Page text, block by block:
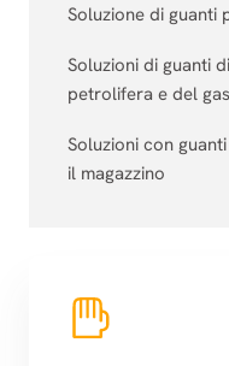
Soluzione di guanti
Soluzioni di guanti
petrolifera e del gas
Soluzioni con
il magazzino